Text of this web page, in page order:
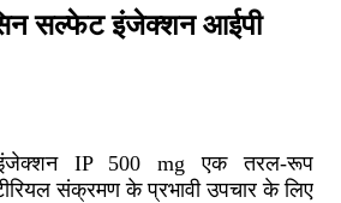
सल्फेट इंजेक्शन आईपी
IP 500 mg एक तरल-रूप
संक्रमण के प्रभावी उपचार के लिए